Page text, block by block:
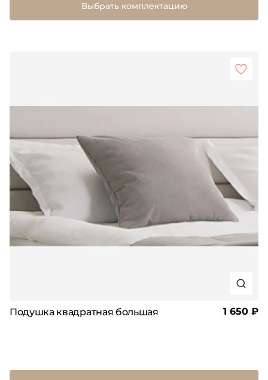
Выбрать комплектацию
Подушка квадратная большая 1 650 ₽